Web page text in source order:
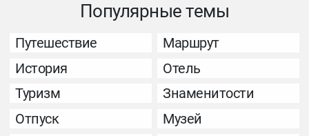
Популярные темы
Путешествие
Маршрут
История
Отель
Туризм
Знаменитости
Отпуск
Музей